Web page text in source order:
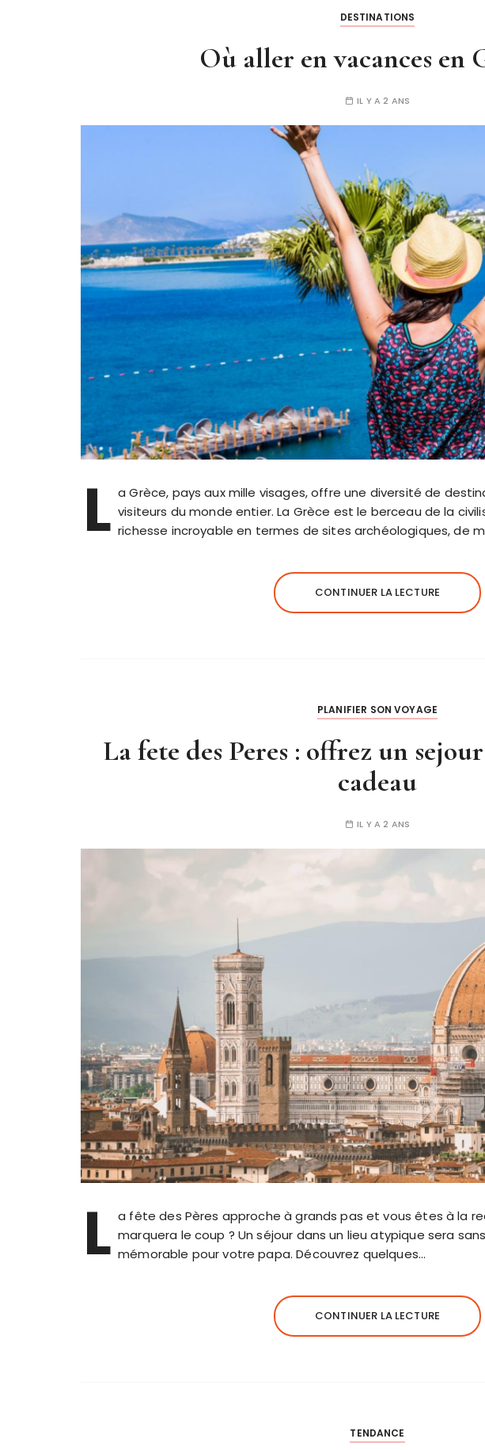
DESTINATIONS
Où aller en vacances en
IL Y A 2 ANS
L a Grèce, pays aux mille visages, offre une diversité de
visiteurs du monde entier. La Grèce est le berceau de la
richesse incroyable en termes de sites archéologiques, de
CONTINUER LA LECTURE
PLANIFIER SON VOYAGE
La fete des Peres : offrez un
cadeau
IL Y A 2 ANS
L a fête des Pères approche à grands pas et vous êtes à la
marquera le coup ? Un séjour dans un lieu atypique sera
mémorable pour votre papa. Découvrez quelques…
CONTINUER LA LECTURE
TENDANCE